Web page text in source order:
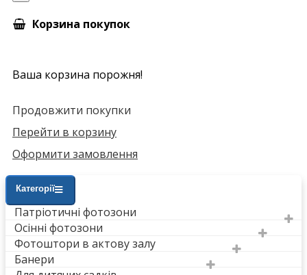
Корзина покупок
Ваша корзина порожня!
Продовжити покупки
Перейти в корзину
Оформити замовлення
Категорії
Патріотичні фотозони
Осінні фотозони
Фотоштори в актову залу
Банери